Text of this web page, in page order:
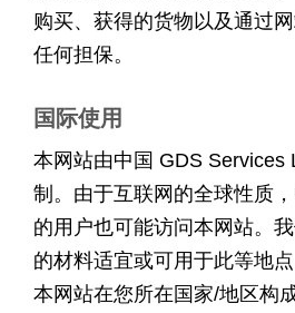
购买、获得的货物以及通过
任何担保。
国际使用
本网站由中国 GDS Services
制。由于互联网的全球性质
的用户也可能访问本网站。
的材料适宜或可用于此等地
本网站在您所在国家/地区构